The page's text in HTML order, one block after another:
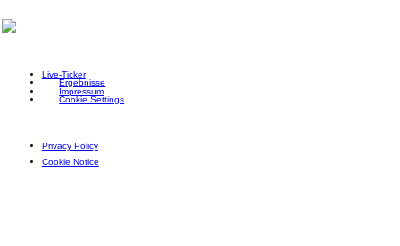
Live-Ticker
Ergebnisse
Impressum
Cookie Settings
Privacy Policy
Cookie Notice